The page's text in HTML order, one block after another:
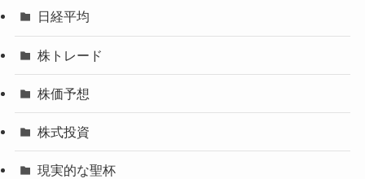
日経平均
株トレード
株価予想
株式投資
現実的な聖杯